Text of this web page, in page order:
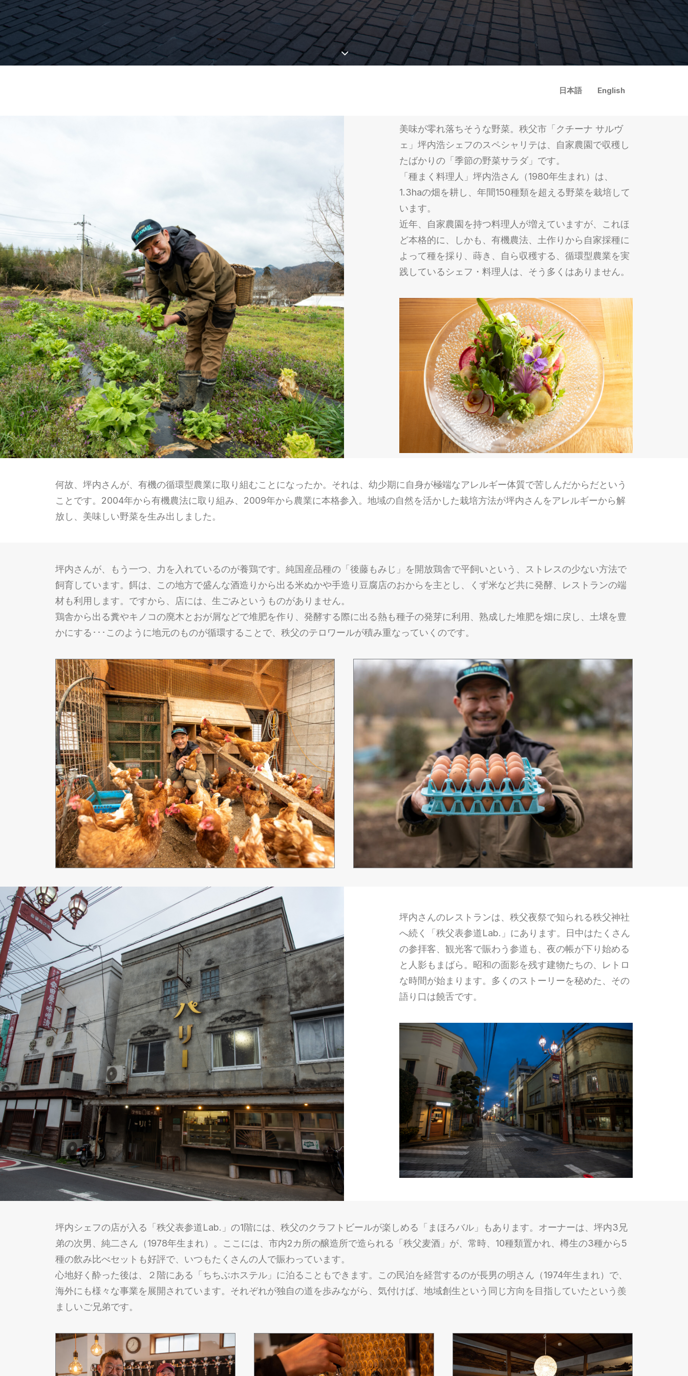
English
日本語
美味が零れ落ちそうな野菜。秩父市「クチーナ サルヴ
ェ」坪内浩シェフのスペシャリテは、自家農園で収穫し
たばかりの「季節の野菜サラダ」です。
「種まく料理人」坪内浩さん（1980年生まれ）は、
1.3haの畑を耕し、年間150種類を超える野菜を栽培して
います。
近年、自家農園を持つ料理人が増えていますが、これほ
ど本格的に、しかも、有機農法、土作りから自家採種に
よって種を採り、蒔き、自ら収穫する、循環型農業を実
践しているシェフ・料理人は、そう多くはありません。
何故、坪内さんが、有機の循環型農業に取り組むことになったか。それは、幼少期に自身が極端なアレルギー体質で苦しんだからだという
ことです。2004年から有機農法に取り組み、2009年から農業に本格参入。地域の自然を活かした栽培方法が坪内さんをアレルギーから解
放し、美味しい野菜を生み出しました。
坪内さんが、もう一つ、力を入れているのが養鶏です。純国産品種の「後藤もみじ」を開放鶏舎で平飼いという、ストレスの少ない方法で
飼育しています。餌は、この地方で盛んな酒造りから出る米ぬかや手造り豆腐店のおからを主とし、くず米など共に発酵、レストランの端
材も利用します。ですから、店には、生ごみというものがありません。
鶏舎から出る糞やキノコの廃木とおが屑などで堆肥を作り、発酵する際に出る熱も種子の発芽に利用、熟成した堆肥を畑に戻し、土壌を豊
かにする･･･このように地元のものが循環することで、秩父のテロワールが積み重なっていくのです。
坪内さんのレストランは、秩父夜祭で知られる秩父神社
へ続く「秩父表参道Lab.」にあります。日中はたくさん
の参拝客、観光客で賑わう参道も、夜の帳が下り始める
と人影もまばら。昭和の面影を残す建物たちの、レトロ
な時間が始まります。多くのストーリーを秘めた、その
語り口は饒舌です。
坪内シェフの店が入る「秩父表参道Lab.」の1階には、秩父のクラフトビールが楽しめる「まほろバル」もあります。オーナーは、坪内3兄
弟の次男、純二さん（1978年生まれ）。ここには、市内2カ所の醸造所で造られる「秩父麦酒」が、常時、10種類置かれ、樽生の3種から5
種の飲み比べセットも好評で、いつもたくさんの人で賑わっています。
心地好く酔った後は、２階にある「ちちぶホステル」に泊ることもできます。この民泊を経営するのが長男の明さん（1974年生まれ）で、
海外にも様々な事業を展開されています。それぞれが独自の道を歩みながら、気付けば、地域創生という同じ方向を目指していたという羨
ましいご兄弟です。